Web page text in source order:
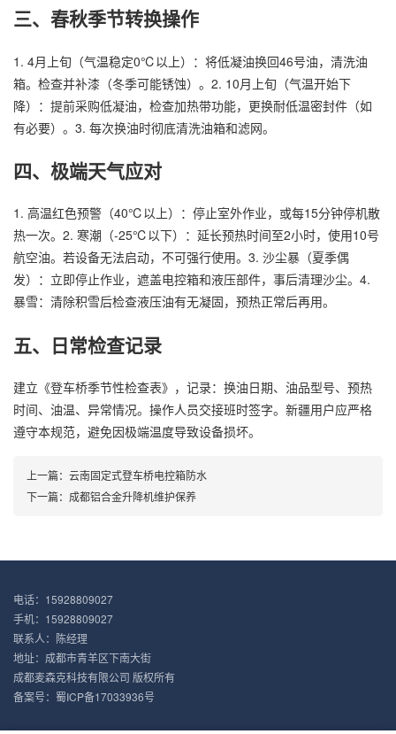
三、春秋季节转换操作
1. 4月上旬（气温稳定0℃以上）：将低凝油换回46号油，清洗油
箱。检查并补漆（冬季可能锈蚀）。2. 10月上旬（气温开始下
降）：提前采购低凝油，检查加热带功能，更换耐低温密封件（如
有必要）。3. 每次换油时彻底清洗油箱和滤网。
四、极端天气应对
1. 高温红色预警（40℃以上）：停止室外作业，或每15分钟停机散
热一次。2. 寒潮（-25℃以下）：延长预热时间至2小时，使用10号
航空油。若设备无法启动，不可强行使用。3. 沙尘暴（夏季偶
发）：立即停止作业，遮盖电控箱和液压部件，事后清理沙尘。4.
暴雪：清除积雪后检查液压油有无凝固，预热正常后再用。
五、日常检查记录
建立《登车桥季节性检查表》，记录：换油日期、油品型号、预热
时间、油温、异常情况。操作人员交接班时签字。新疆用户应严格
遵守本规范，避免因极端温度导致设备损坏。
上一篇： 云南固定式登车桥电控箱防水
下一篇： 成都铝合金升降机维护保养
电话：15928809027
手机：15928809027
联系人：陈经理
地址：成都市青羊区下南大街
成都麦森克科技有限公司 版权所有
备案号： 蜀ICP备17033936号